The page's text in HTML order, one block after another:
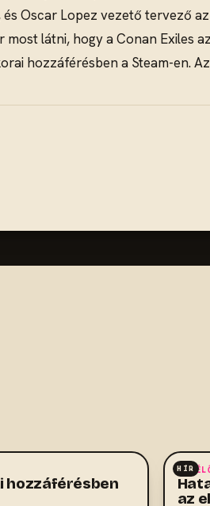
Oscar Lopez vezető tervező
látni, hogy a Conan Exiles
hozzáférésben a Steam-en.
hozzáférésben
HÍR
az